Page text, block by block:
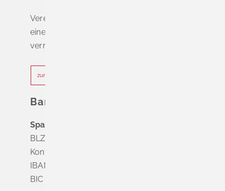
Vereinbaren Sie online oder telefonisch
einen Termin, um Wartezeiten zu
vermeiden.
zur Terminvereinbarung
Bankverbindung
Sparkasse Markgräflerland Müllheim
BLZ 683 518 65
Konto Nr. 8 028 524
IBAN DE63 6835 1865 0008 0285 24
BIC SOLADES1MGL